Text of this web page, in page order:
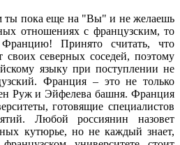
ты пока еще на "Вы" и не желаешь
отношениях с французским, то
Принято считать, что
северных соседей, поэтому
языку при поступлении не
Франция – это не только
Руж и Эйфелева башня. Франция
готовящие специалистов
Любой россиянин назовет
кутюрье, но не каждый знает,